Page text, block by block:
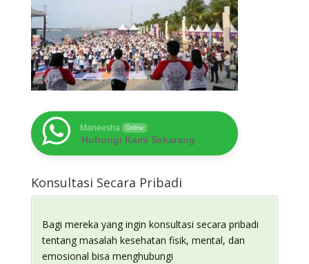
Maneesha Online
Hubungi Kami Sekarang
Konsultasi Secara Pribadi
Bagi mereka yang ingin konsultasi secara pribadi
tentang masalah kesehatan fisik, mental, dan
emosional bisa menghubungi